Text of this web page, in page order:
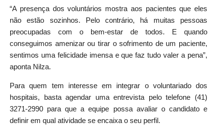
“A presença dos voluntários mostra aos pacientes que eles
não estão sozinhos. Pelo contrário, há muitas pessoas
preocupadas com o bem-estar de todos. E quando
conseguimos amenizar ou tirar o sofrimento de um paciente,
sentimos uma felicidade imensa e que faz tudo valer a pena”,
aponta Nilza.
Para quem tem interesse em integrar o voluntariado dos
hospitais, basta agendar uma entrevista pelo telefone (41)
3271-2990 para que a equipe possa avaliar o candidato e
definir em qual atividade se encaixa o seu perfil.